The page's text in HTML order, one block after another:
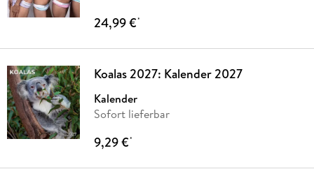
24,99 €*
Koalas 2027: Kalender 2027
Kalender
Sofort lieferbar
9,29 €*